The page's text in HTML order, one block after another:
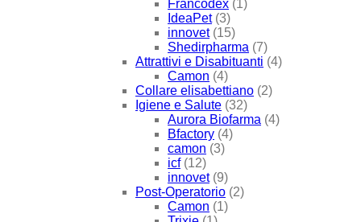
Francodex (1)
IdeaPet (3)
innovet (15)
Shedirpharma (7)
Attrattivi e Disabituanti (4)
Camon (4)
Collare elisabettiano (2)
Igiene e Salute (32)
Aurora Biofarma (4)
Bfactory (4)
camon (3)
icf (12)
innovet (9)
Post-Operatorio (2)
Camon (1)